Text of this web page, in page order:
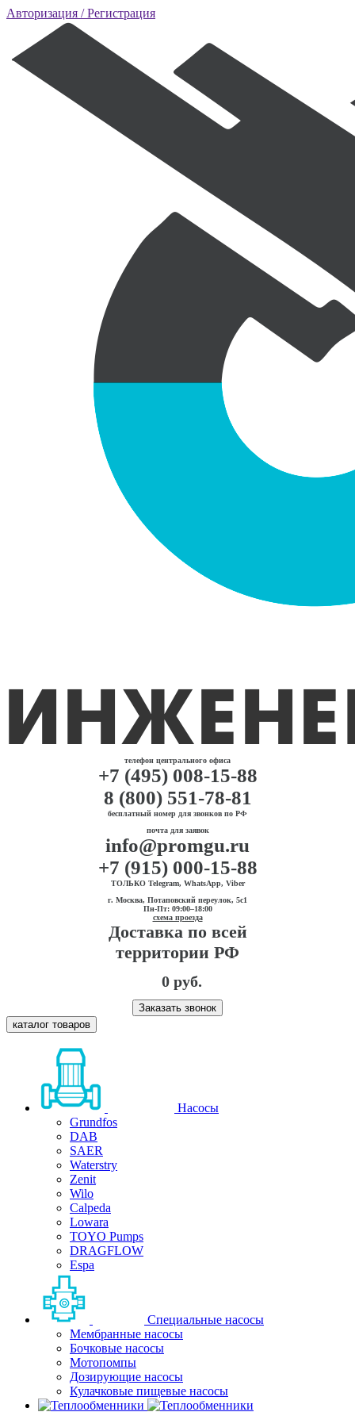
Авторизация / Регистрация
телефон центрального офиса
+7 (495) 008-15-88
8 (800) 551-78-81
бесплатный номер для звонков по РФ
почта для заявок
info@promgu.ru
+7 (915) 000-15-88
ТОЛЬКО Telegram, WhatsApp, Viber
г. Москва, Потаповский переулок, 5с1
Пн-Пт: 09:00–18:00
схема проезда
Доставка по всей
территории РФ
0 руб.
Заказать звонок
каталог товаров
Насосы
Grundfos
DAB
SAER
Waterstry
Zenit
Wilo
Calpeda
Lowara
TOYO Pumps
DRAGFLOW
Espa
Специальные насосы
Мембранные насосы
Бочковые насосы
Мотопомпы
Дозирующие насосы
Кулачковые пищевые насосы